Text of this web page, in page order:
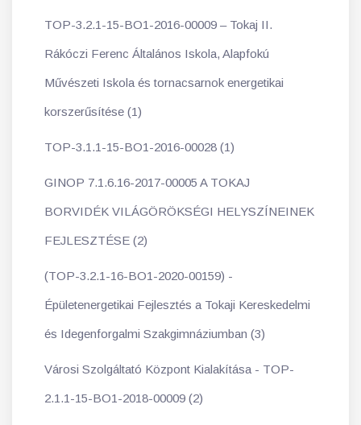
TOP-3.2.1-15-BO1-2016-00009 – Tokaj II.
Rákóczi Ferenc Általános Iskola, Alapfokú
Művészeti Iskola és tornacsarnok energetikai
korszerűsítése (1)
TOP-3.1.1-15-BO1-2016-00028 (1)
GINOP 7.1.6.16-2017-00005 A TOKAJ
BORVIDÉK VILÁGÖRÖKSÉGI HELYSZÍNEINEK
FEJLESZTÉSE (2)
(TOP-3.2.1-16-BO1-2020-00159) -
Épületenergetikai Fejlesztés a Tokaji Kereskedelmi
és Idegenforgalmi Szakgimnáziumban (3)
Városi Szolgáltató Központ Kialakítása - TOP-
2.1.1-15-BO1-2018-00009 (2)